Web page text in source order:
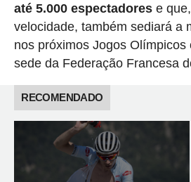
até 5.000 espectadorese
velocidade, também sediará a
nos próximos Jogos Olímpicos
sede da Federação Francesa
RECOMENDADO